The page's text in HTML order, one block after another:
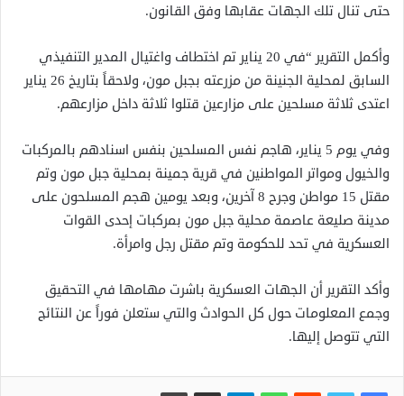
حتى تنال تلك الجهات عقابها وفق القانون.
وأكمل التقرير “في 20 يناير تم اختطاف واغتيال المدير التنفيذي
السابق لمحلية الجنينة من مزرعته بجبل مون، ولاحقاً بتاريخ 26 يناير
اعتدى ثلاثة مسلحين على مزارعين قتلوا ثلاثة داخل مزارعهم.
وفي يوم 5 يناير، هاجم نفس المسلحين بنفس اسنادهم بالمركبات
والخيول ومواتر المواطنين في قرية جمينة بمحلية جبل مون وتم
مقتل 15 مواطن وجرح 8 آخرين، وبعد يومين هجم المسلحون على
مدينة صليعة عاصمة محلية جبل مون بمركبات إحدى القوات
العسكرية في تحد للحكومة وتم مقتل رجل وامرأة.
وأكد التقرير أن الجهات العسكرية باشرت مهامها في التحقيق
وجمع المعلومات حول كل الحوادث والتي ستعلن فوراً عن النتائج
التي تتوصل إليها.